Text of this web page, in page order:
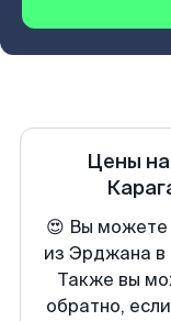
Цены
😍 Вы можете
из Эрджана в
Также вы
обратно,